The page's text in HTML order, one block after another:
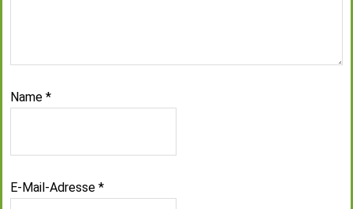
Name *
E-Mail-Adresse *